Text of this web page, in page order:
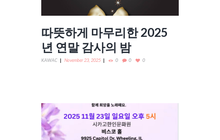
따뜻하게 마무리한 2025
년 연말 감사의 밤
KAWAC November 23, 2025 0 0 0